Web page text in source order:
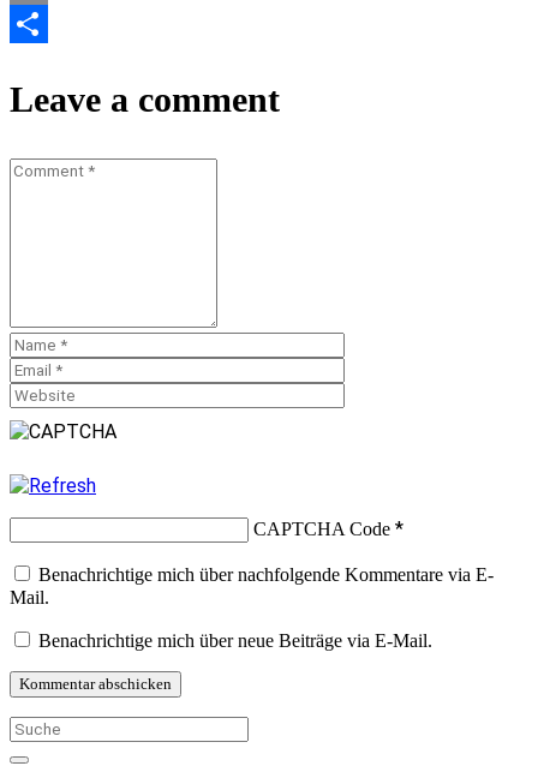
Email
Leave a comment
CAPTCHA Code *
Benachrichtige mich über nachfolgende Kommentare via E-
Mail.
Benachrichtige mich über neue Beiträge via E-Mail.